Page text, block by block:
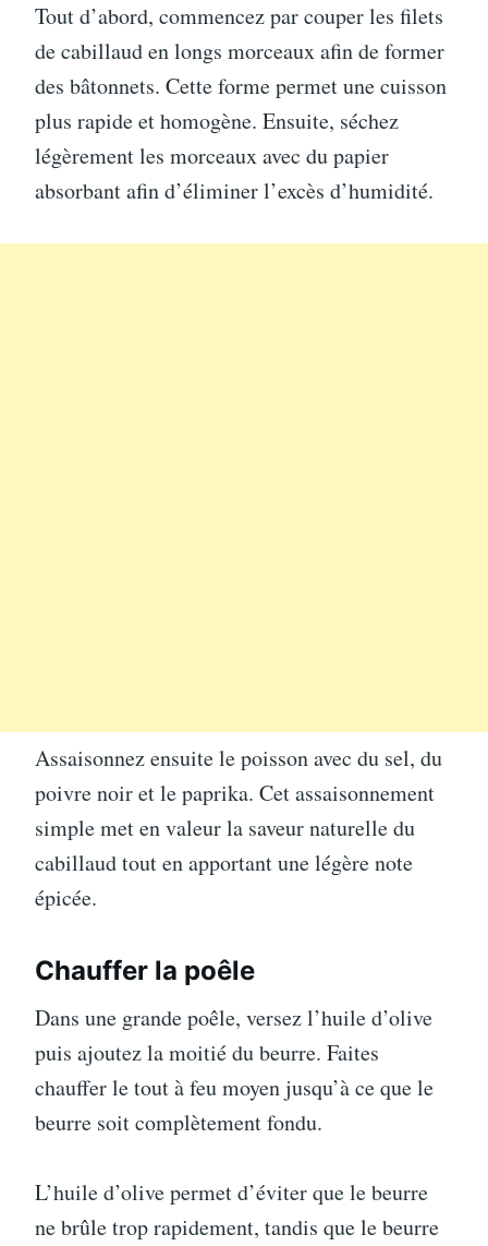
Tout d’abord, commencez par couper les filets
de cabillaud en longs morceaux afin de former
des bâtonnets. Cette forme permet une cuisson
plus rapide et homogène. Ensuite, séchez
légèrement les morceaux avec du papier
absorbant afin d’éliminer l’excès d’humidité.
Assaisonnez ensuite le poisson avec du sel, du
poivre noir et le paprika. Cet assaisonnement
simple met en valeur la saveur naturelle du
cabillaud tout en apportant une légère note
épicée.
Chauffer la poêle
Dans une grande poêle, versez l’huile d’olive
puis ajoutez la moitié du beurre. Faites
chauffer le tout à feu moyen jusqu’à ce que le
beurre soit complètement fondu.
L’huile d’olive permet d’éviter que le beurre
ne brûle trop rapidement, tandis que le beurre